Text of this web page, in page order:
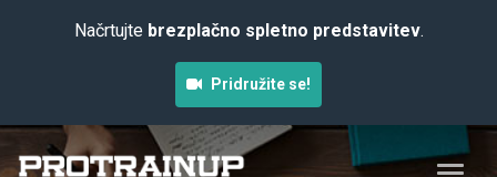
Načrtujte brezplačno spletno predstavitev.
Pridružite se!